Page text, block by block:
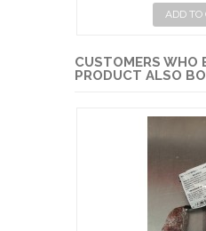
ADD TO
CUSTOMERS WHO
PRODUCT ALSO